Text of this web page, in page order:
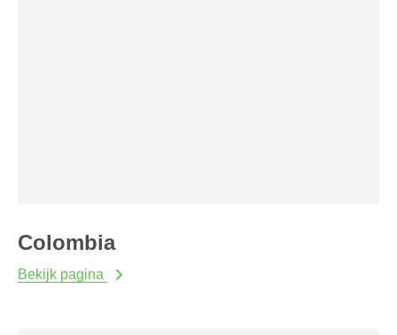
Colombia
Bekijk pagina